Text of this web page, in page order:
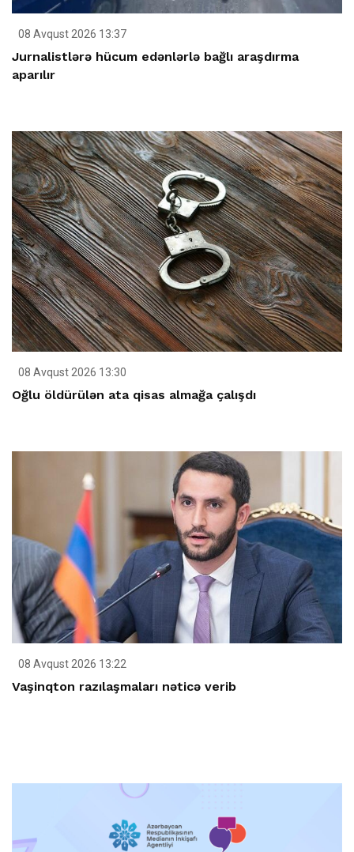
08 Avqust 2026 13:37
Jurnalistlərə hücum edənlərlə bağlı araşdırma
aparılır
08 Avqust 2026 13:30
Oğlu öldürülən ata qisas almağa çalışdı
08 Avqust 2026 13:22
Vaşinqton razılaşmaları nəticə verib